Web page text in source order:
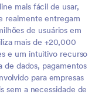
mais fácil de usar,
realmente entregam
de usuários em
mais de +20,000
e um intuitivo recurso
de dados, pagamentos
para empresas
sem a necessidade de